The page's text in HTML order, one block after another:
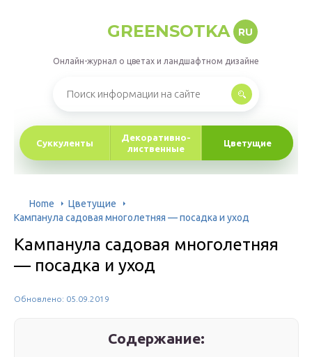
GREENSOTKA RU
Онлайн-журнал о цветах и ландшафтном дизайне
Суккуленты
Декоративно-
лиственные
Цветущие
Home
Цветущие
Кампанула садовая многолетняя — посадка и уход
Кампанула садовая многолетняя
— посадка и уход
Обновлено: 05.09.2019
Содержание: